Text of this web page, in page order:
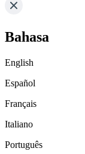
Bahasa
English
Español
Français
Italiano
Português